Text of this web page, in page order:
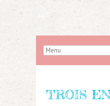
TROIS